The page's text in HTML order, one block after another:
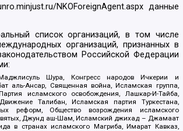
NKOForeignAgent.aspxданные
список организаций, в том числе
организаций, признанных в
Российской Федерации
Шура, Конгресс народов Ичкерии и
аль-Ансар, Священная война, Исламская группа,
исламского освобождения, Лашкар-И-Тайба,
Талибан, Исламская партия Туркестана,
реформ, Общество возрождения исламского
Джунд аш-Шам, Исламский джихад – Джамаат
в странах исламского Магриба, Имарат Кавказ,